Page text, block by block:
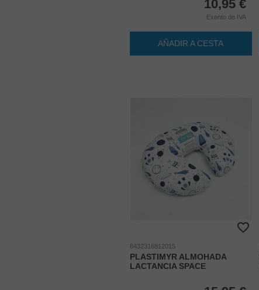
10,95 €
Exento de IVA
AÑADIR A CESTA
8432316812015
PLASTIMYR ALMOHADA
LACTANCIA SPACE